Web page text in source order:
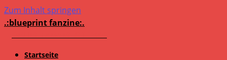
Zum Inhalt springen
.:blueprint fanzine:.
Startseite